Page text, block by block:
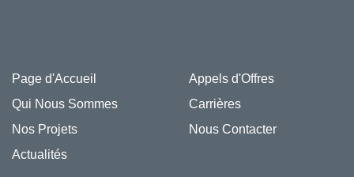
Page d'Accueil
Qui Nous Sommes
Nos Projets
Actualités
Appels d'Offres
Carrières
Nous Contacter